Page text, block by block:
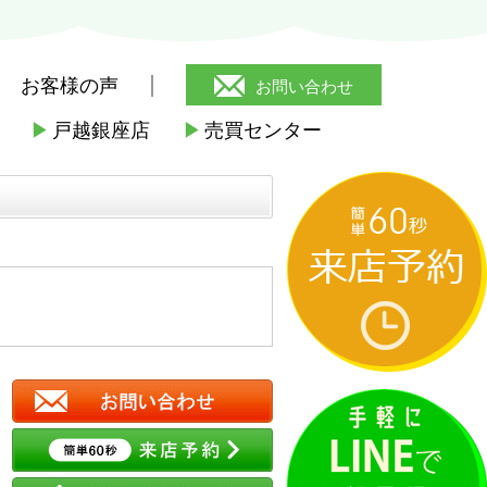
お客様の声 お問い合わせ
▶ 戸越銀座店 ▶ 売買センター
ニューシティアパートメンツ戸越 >